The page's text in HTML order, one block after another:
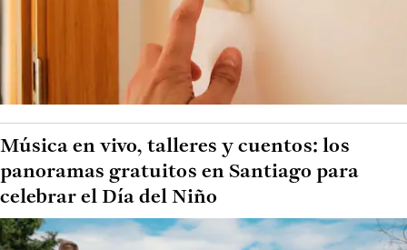
Música en vivo, talleres y cuentos: los
panoramas gratuitos en Santiago para
celebrar el Día del Niño